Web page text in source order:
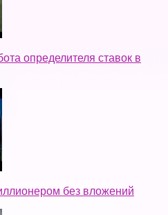
определителя ставок в
без вложений